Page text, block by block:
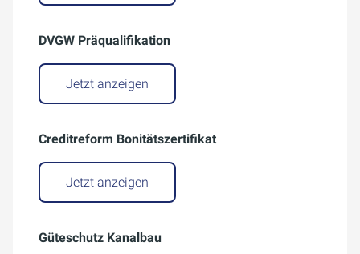
DVGW Präqualifikation
Jetzt anzeigen
Creditreform Bonitätszertifikat
Jetzt anzeigen
Güteschutz Kanalbau